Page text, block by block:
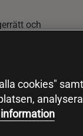
och
cookies"